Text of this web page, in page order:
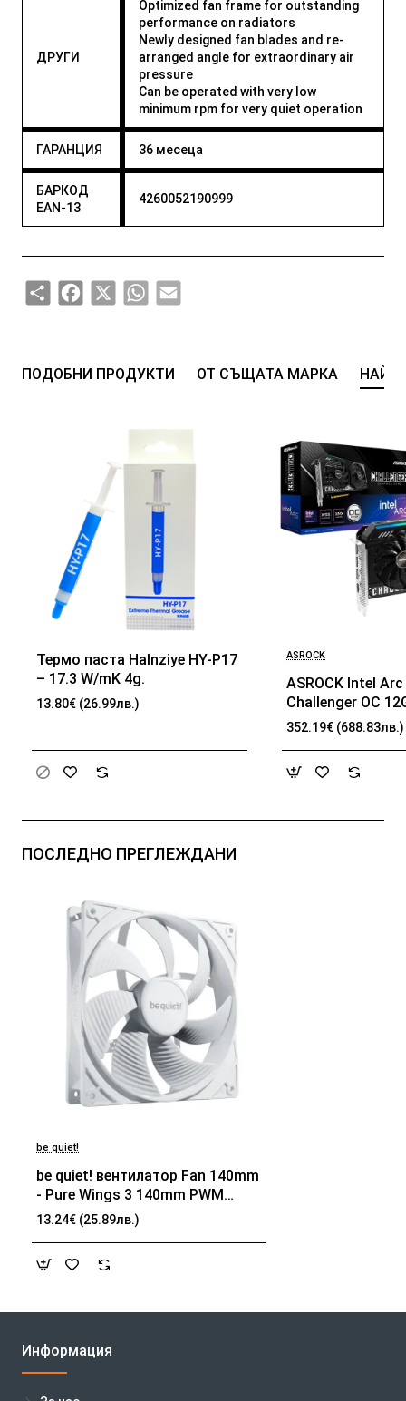
ДРУГИ
Optimized fan frame for outstanding
performance on radiators
Newly designed fan blades and re-
arranged angle for extraordinary air
pressure
Can be operated with very low
minimum rpm for very quiet operation
ГАРАНЦИЯ 36 месеца
БАРКОД
EAN-13
4260052190999
ShareFacebook
X WhatsApp
Email
ПОДОБНИ ПРОДУКТИ ОТ СЪЩАТА МАРКА НАЙ-
БЕСТСЕЛЪР
Термо паста Halnziye HY-P17
– 17.3 W/mK 4g.
13.80€ (26.99лв.)
ASROCK
ASROCK Intel
Challenger OC
192-bit HDMI 3x
352.19€ (688.83лв.)
ПОСЛЕДНО ПРЕГЛЕЖДАНИ
be quiet!
be quiet! вентилатор Fan 140mm
- Pure Wings 3 140mm PWM
White
13.24€ (25.89лв.)
Информация